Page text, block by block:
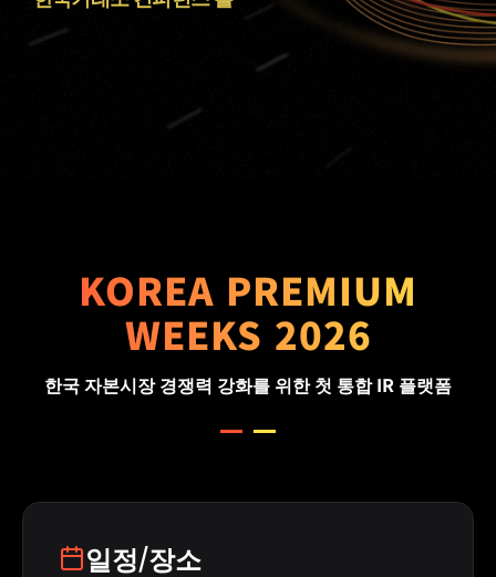
KOREA PREMIUM
WEEKS 2026
한국 자본시장 경쟁력 강화를 위한 첫 통합 IR 플랫폼
일정/장소